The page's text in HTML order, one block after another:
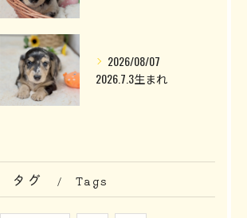
2026/08/07
2026.7.3生まれ
タグ Tags